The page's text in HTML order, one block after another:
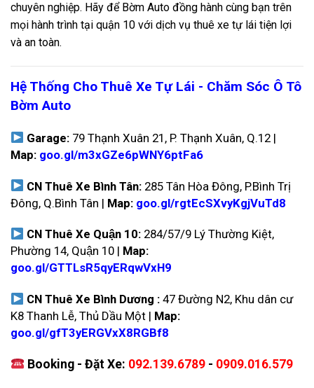
chuyên nghiệp. Hãy để Bờm Auto đồng hành cùng bạn trên
mọi hành trình tại quận 10 với dịch vụ thuê xe tự lái tiện lợi
và an toàn.
Hệ Thống Cho Thuê Xe Tự Lái - Chăm Sóc Ô Tô
Bờm Auto
Garage: 79 Thạnh Xuân 21, P. Thạnh Xuân, Q.12 |
Map: goo.gl/m3xGZe6pWNY6ptFa6
CN Thuê Xe Bình Tân: 285 Tân Hòa Đông, P.Bình Trị
Đông, Q.Bình Tân | Map: goo.gl/rgtEcSXvyKgjVuTd8
CN Thuê Xe Quận 10: 284/57/9 Lý Thường Kiệt,
Phường 14, Quận 10 | Map:
goo.gl/GTTLsR5qyERqwVxH9
CN Thuê Xe Bình Dương :47 Đường N2, Khu dân cư
K8 Thanh Lễ, Thủ Dầu Một | Map:
goo.gl/gfT3yERGVxX8RGBf8
Booking - Đặt Xe: 092.139.6789 - 0909.016.579